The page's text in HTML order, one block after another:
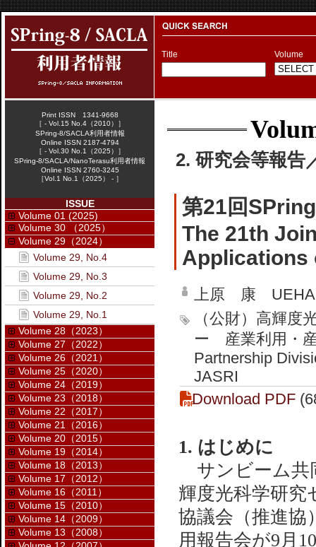
Title Volume
2. 研究会等報告
第21回
The 21th
Applications
上原 康
（公財）高輝
ー 産業利用・
Partnership
JASRI
Download PDF
1. はじめに
サンビーム共
輝度光科学研究
協議会（推進協
用報告会が9月
Print ISSN 1341-9668
［ - Vol.15 No.4（2010）］
SPring-8/SACLA利用者情報
Online ISSN 2187-4794
［ - Vol.30 No.1（2025）］
SPring-8/SACLA/NanoTerasu利用者情報
Online ISSN 2760-3245
［Vol.1 No.1（2025） - ］
ISSUE
Volume 01 (2025)
Volume 30 （2025）
Volume 29（2024）
Volume 29, No.4
Volume 29, No.3
Volume 29, No.2
Volume 29, No.1
Volume 28（2023）
Volume 27（2022）
Volume 26（2021）
Volume 25（2020）
Volume 24（2019）
Volume 23（2018）
Volume 22（2017）
Volume 21（2016）
Volume 20（2015）
Volume 19（2014）
Volume 18（2013）
Volume 17（2012）
Volume 16（2011）
Volume 15（2010）
Volume 14（2009）
Volume 13（2008）